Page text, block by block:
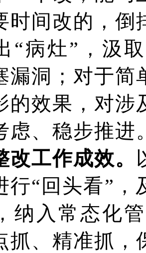
时间改的，倒
“病灶”，汲
漏洞；对于简
的效果，对涉
虑、稳步推进
改工作成效。
行“回头看”，
纳入常态化
抓、精准抓，